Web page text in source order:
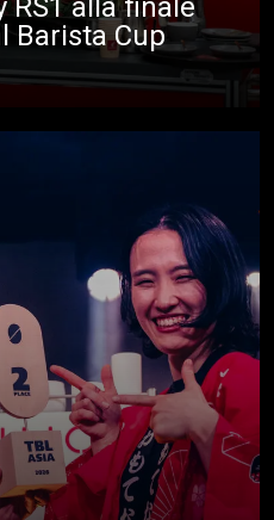
RS1 alla finale
Barista Cup